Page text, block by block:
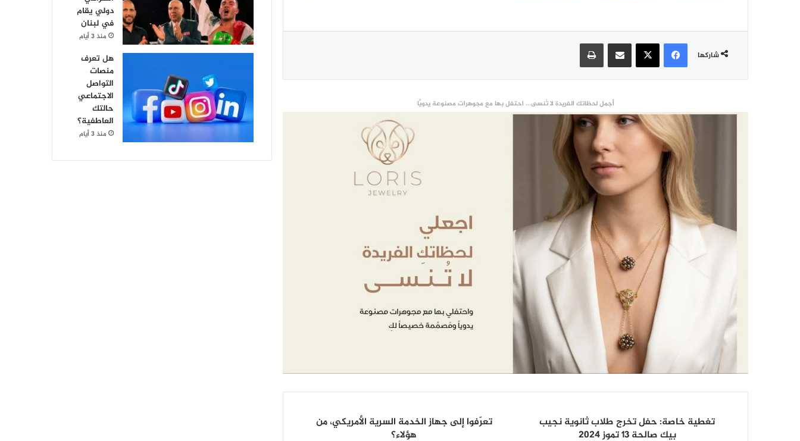
شاركها
فيسبوك‫X مشاركة عبر البريد طباعة
أجمل لحظاتك الفريدة لا تُنسى... احتفل بها مع مجوهرات مصنوعة يدويًّا
تغطية
خاصة:تغطية خاصة: حفل تخرج طلاب ثانوية نجيب
بيك صالحة 13 تموز 2024
تعرّفواتعرّفوا إلى جهاز الخدمة السرية الأمريكي، من
هؤلاء؟
دولي يقام
في لبنان
منذ 3 أيام
هل تعرف
منصات
التواصل
الاجتماعي
حالتك
العاطفية؟
منذ 3 أيام